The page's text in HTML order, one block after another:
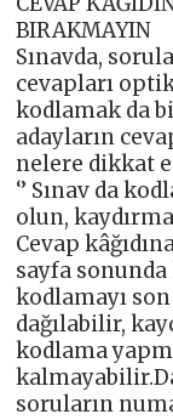
BIRAKMAYIN
Sınavda,
cevapları
kodlamak da
adayların
nelere dikkat
‘’ Sınav da
olun,
Cevap
sayfa
kodlamayı
dağılabilir,
kodlama
soruların